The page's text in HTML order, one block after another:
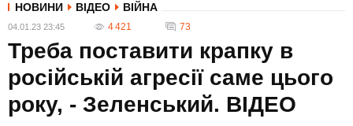
НОВИНИ ВІДЕО ВІЙНА
04.01.23 23:45 4 421 73
Треба поставити крапку в
російській агресії саме цього
року, - Зеленський. ВIДЕО